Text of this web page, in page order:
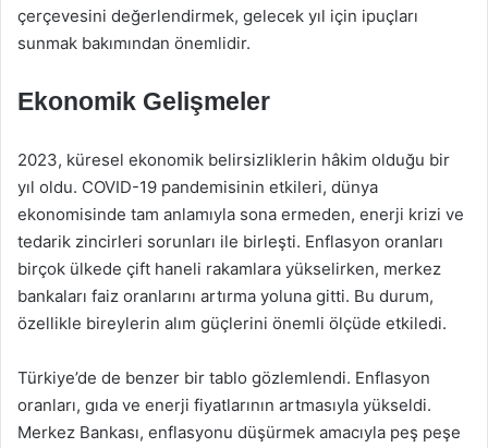
çerçevesini değerlendirmek, gelecek yıl için ipuçları
sunmak bakımından önemlidir.
Ekonomik Gelişmeler
2023, küresel ekonomik belirsizliklerin hâkim olduğu bir
yıl oldu. COVID-19 pandemisinin etkileri, dünya
ekonomisinde tam anlamıyla sona ermeden, enerji krizi ve
tedarik zincirleri sorunları ile birleşti. Enflasyon oranları
birçok ülkede çift haneli rakamlara yükselirken, merkez
bankaları faiz oranlarını artırma yoluna gitti. Bu durum,
özellikle bireylerin alım güçlerini önemli ölçüde etkiledi.
Türkiye’de de benzer bir tablo gözlemlendi. Enflasyon
oranları, gıda ve enerji fiyatlarının artmasıyla yükseldi.
Merkez Bankası, enflasyonu düşürmek amacıyla peş peşe